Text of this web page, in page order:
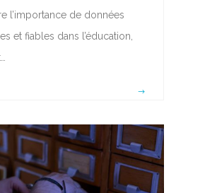
l’importance de données
et fiables dans l’éducation,